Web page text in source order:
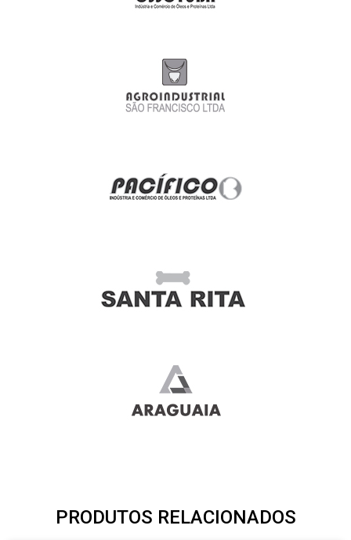
PRODUTOS RELACIONADOS